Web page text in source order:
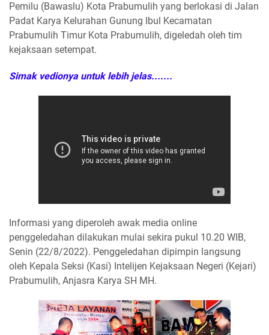
Pemilu (Bawaslu) Kota Prabumulih yang berlokasi di Jalan
Padat Karya Kelurahan Gunung Ibul Kecamatan
Prabumulih Timur Kota Prabumulih, digeledah oleh tim
kejaksaan setempat.
Simak vedionya untuk lebih jelas.......
Informasi yang diperoleh awak media online
penggeledahan dilakukan mulai sekira pukul 10.20 WIB,
Senin (22/8/2022). Penggeledahan dipimpin langsung
oleh Kepala Seksi (Kasi) Intelijen Kejaksaan Negeri (Kejari)
Prabumulih, Anjasra Karya SH MH.